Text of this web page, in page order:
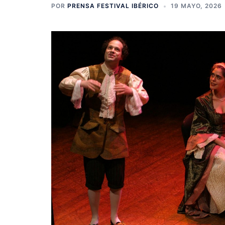
POR PRENSA FESTIVAL IBÉRICO 19 MAYO, 2026